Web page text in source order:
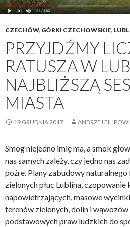
r
e
z
y
d
e
t
a
r
y
s
z
t
o
f
a
CZECHÓW, GÓRKI CZECHOWSKIE,
PRZYJDŹMY
RATUSZA W
NAJBLIŻSZĄ
MIASTA
19 GRUDNIA 2017 ANDRZEJ
Smog niejedno imię ma, a smok
nas samych zależy, czy jedno nas
pożre. Plany zabudowy
zielonych płuc Lublina,
napowietrzających, masowe
terenów zielonych, dolin i
podstawowych praw ludzkich do